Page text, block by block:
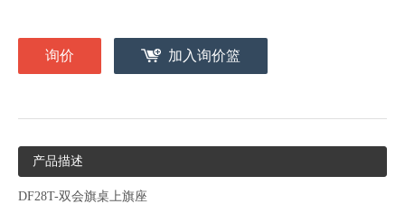
询价 加入询价篮
产品描述
DF28T-双会旗桌上旗座